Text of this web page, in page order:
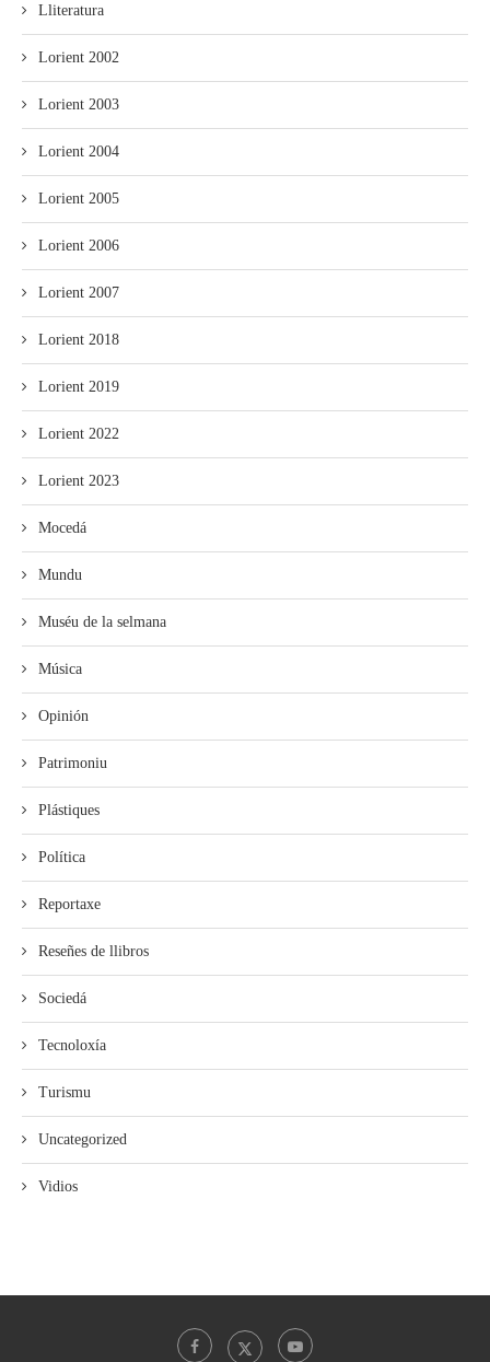
Lliteratura
Lorient 2002
Lorient 2003
Lorient 2004
Lorient 2005
Lorient 2006
Lorient 2007
Lorient 2018
Lorient 2019
Lorient 2022
Lorient 2023
Mocedá
Mundu
Muséu de la selmana
Música
Opinión
Patrimoniu
Plástiques
Política
Reportaxe
Reseñes de llibros
Sociedá
Tecnoloxía
Turismu
Uncategorized
Vidios